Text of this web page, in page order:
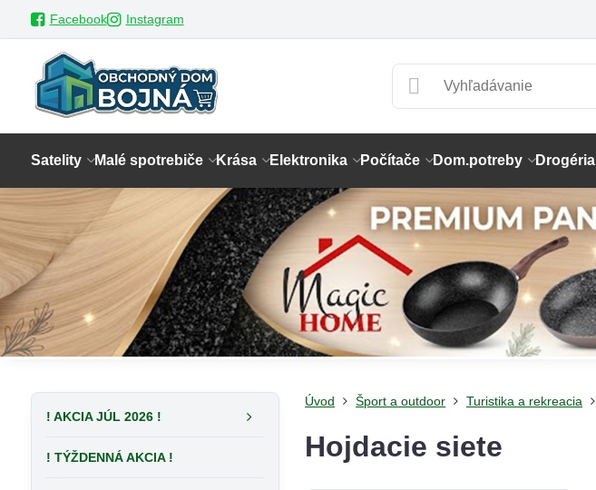
Facebook Instagram
Satelity Malé spotrebiče Krása Elektronika Počítače Dom.potreby Drogéria
Úvod Šport a outdoor Turistika a rekreacia
Hojdacie siete
! AKCIA JÚL 2026 !
! TÝŽDENNÁ AKCIA !